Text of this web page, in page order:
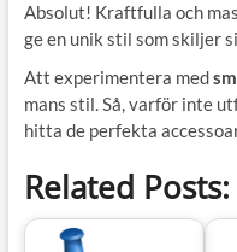
Absolut! Kraftfulla och
ge en unik stil som skiljer
Att experimentera med
mans stil. Så, varför inte
hitta de perfekta
Related Posts: